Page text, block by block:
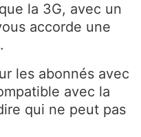
la 3G, avec un
accorde une
les abonnés avec
avec la
qui ne peut pas